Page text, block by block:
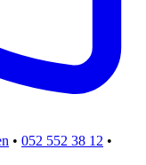
• 052 552 38 12 •